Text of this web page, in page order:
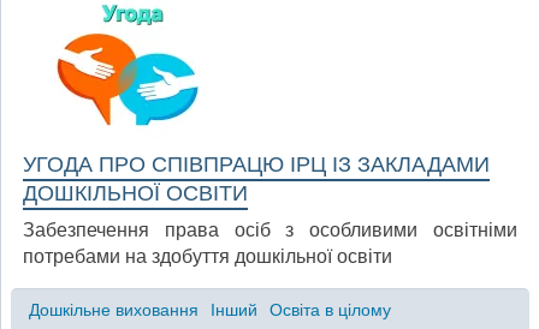
УГОДА ПРО СПІВПРАЦЮ ІРЦ ІЗ ЗАКЛАДАМИ
ДОШКІЛЬНОЇ ОСВІТИ
Забезпечення права осіб з особливими освітніми
потребами на здобуття дошкільної освіти
Дошкільне виховання Інший Освіта в цілому